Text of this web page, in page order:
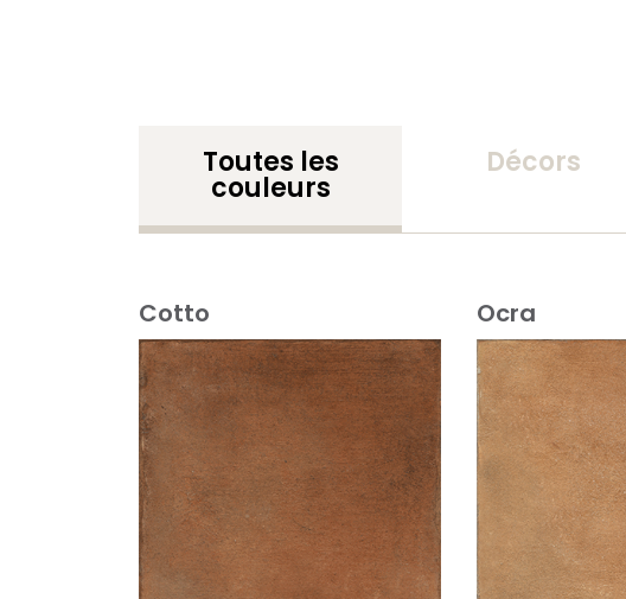
Toutes les
couleurs
Décors
Cotto Ocra